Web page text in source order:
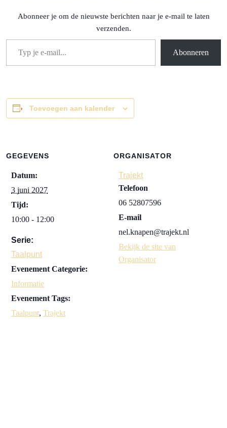
Abonneer je om de nieuwste berichten naar je e-mail te laten
verzenden.
Typ je e-mail...
Abonneren
Toevoegen aan kalender
GEGEVENS
Datum:
3 juni 2027
Tijd:
10:00 - 12:00
Serie:
Taalpunt
Evenement Categorie:
Informatie
Evenement Tags:
Taalpunt, Trajekt
ORGANISATOR
Trajekt
Telefoon
06 52807596
E-mail
nel.knapen@trajekt.nl
Bekijk de site van
Organisator